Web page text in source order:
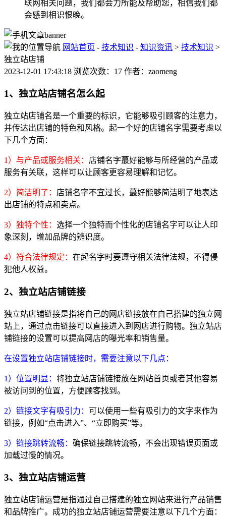
联网相关问题，我们都会力所能及帮助您，相信我们都
会感到相识恨晚。
网站首页 - 技术知识 - 知识资讯 > 技术知识 >
独立站店铺
2023-12-01 17:43:18 浏览次数：17 作者：zaomeng
1、独立站店铺名怎么起
独立站店铺名是一个重要的标识，它能够吸引顾客的注意力，
并传达出店铺的特色和风格。起一个好的店铺名字需要考虑以
下几个方面：
1）与产品或服务相关： 店铺名字蕞好能够与所经营的产品或
服务有关联，这样可以让顾客更容易理解和记忆。
2）简洁明了： 店铺名字不宜过长，蕞好能够简洁明了地表达
出店铺的特点和卖点。
3）独特个性： 选择一个独特而个性化的店铺名字可以让人印
象深刻，增加品牌的辨识度。
4）符合法律规定： 在起名字时要遵守相关法律法规，不得侵
犯他人权益。
2、独立站店铺链接
独立站店铺链接是指将自己的网店链接放在自己搭建的独立网
站上，通过点击链接可以直接进入到网店进行购物。独立站店
铺链接的设置可以提高网店的曝光率和销售量。
在设置独立站店铺链接时，需要注意以下几点：
1）位置明显： 将独立站店铺链接放在网站首页或者其他容易
被访问到的位置，方便顾客找到。
2）链接文字有吸引力： 可以使用一些有吸引力的文字来作为
链接，例如“点击进入”、“立即购买”等。
3）链接跳转流畅： 确保链接跳转流畅，不会出现错误页面或
加载过慢的情况。
3、独立站店铺运营
独立站店铺运营是指通过自己搭建的独立网站来进行产品销售
和品牌推广。成功的独立站店铺运营需要注意以下几个方面：